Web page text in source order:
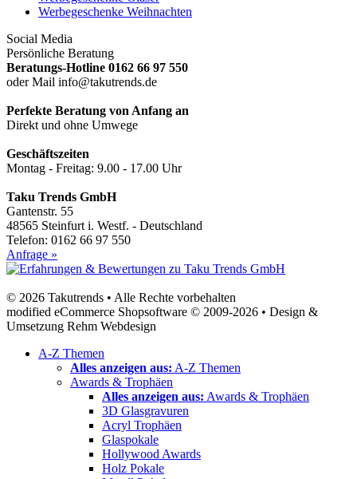
Werbegeschenke Weihnachten
Social Media
Persönliche Beratung
Beratungs-Hotline 0162 66 97 550
oder Mail info@takutrends.de
Perfekte Beratung von Anfang an
Direkt und ohne Umwege
Geschäftszeiten
Montag - Freitag: 9.00 - 17.00 Uhr
Taku Trends GmbH
Gantenstr. 55
48565 Steinfurt i. Westf. - Deutschland
Telefon: 0162 66 97 550
Anfrage »
© 2026 Takutrends • Alle Rechte vorbehalten
modified eCommerce Shopsoftware © 2009-2026 • Design &
Umsetzung Rehm Webdesign
A-Z Themen
Alles anzeigen aus: A-Z Themen
Awards & Trophäen
Alles anzeigen aus: Awards & Trophäen
3D Glasgravuren
Acryl Trophäen
Glaspokale
Hollywood Awards
Holz Pokale